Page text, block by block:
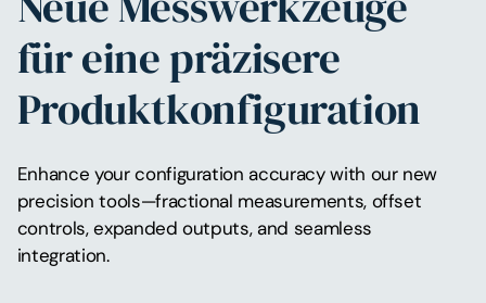
für eine präzisere
Produktkonfiguration
Enhance your configuration accuracy with our new
precision tools—fractional measurements, offset
controls, expanded outputs, and seamless
integration.